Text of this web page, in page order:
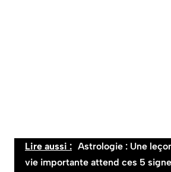
Lire aussi : Astrologie : Une
vie importante attend ces 5